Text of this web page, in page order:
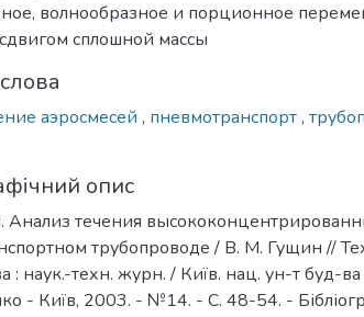
волнообразное и порционное
сплошной массы
аэросмесей , пневмотранспорт,
опис
течения
трубопроводе / В. М. Гущин //
: наук.-техн. журн. / Київ. нац. ун-т буд-ва
- Київ, 2003. - №14. - С. 48-54. -